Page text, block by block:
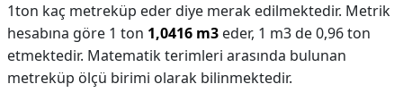
1ton kaç metreküp eder diye merak edilmektedir. Metrik
hesabına göre 1 ton 1,0416 m3 eder, 1 m3 de 0,96 ton
etmektedir. Matematik terimleri arasında bulunan
metreküp ölçü birimi olarak bilinmektedir.